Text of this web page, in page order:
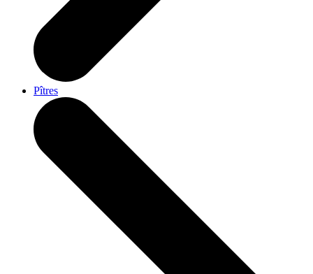
Pîtres